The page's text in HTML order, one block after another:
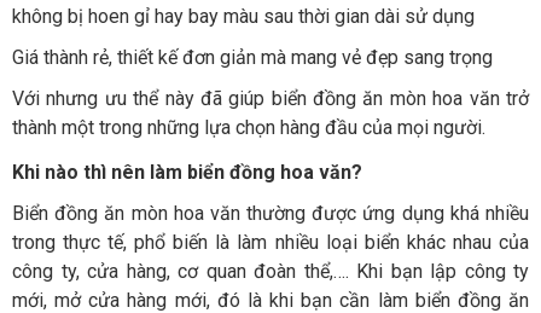
không bị hoen gỉ hay bay màu sau thời gian dài sử dụng
Giá thành rẻ, thiết kế đơn giản mà mang vẻ đẹp sang trọng
Với nhưng ưu thể này đã giúp biển đồng ăn mòn hoa văn trở
thành một trong những lựa chọn hàng đầu của mọi người.
Khi nào thì nên làm biển đồng hoa văn?
Biển đồng ăn mòn hoa văn thường được ứng dụng khá nhiều
trong thực tế, phổ biến là làm nhiều loại biển khác nhau của
công ty, cửa hàng, cơ quan đoàn thể,…. Khi bạn lập công ty
mới, mở cửa hàng mới, đó là khi bạn cần làm biển đồng ăn